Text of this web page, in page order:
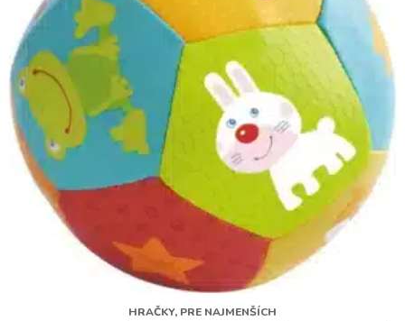
HRAČKY, PRE NAJMENŠÍCH